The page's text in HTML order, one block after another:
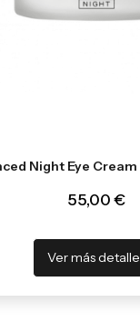
Night Eye Cream
55,00 €
Ver más